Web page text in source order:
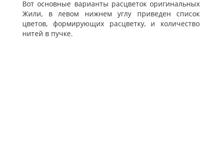
Вот основные варианты расцветок оригинальных
Жили, в левом нижнем углу приведен список
цветов, формирующих расцветку, и количество
нитей в пучке.